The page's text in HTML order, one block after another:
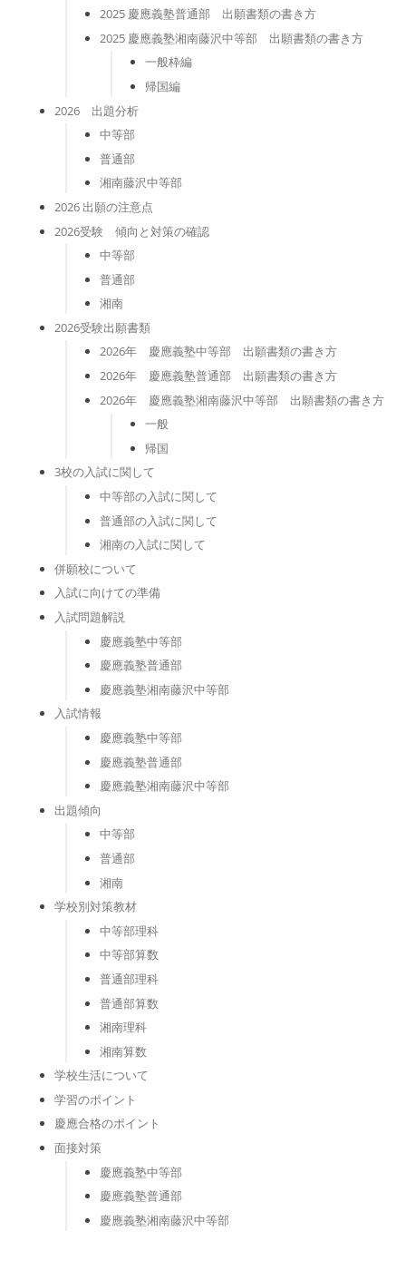
2025 慶應義塾普通部 出願書類の書き方
2025 慶應義塾湘南藤沢中等部 出願書類の書き方
一般枠編
帰国編
2026 出題分析
中等部
普通部
湘南藤沢中等部
2026 出願の注意点
2026受験 傾向と対策の確認
中等部
普通部
湘南
2026受験出願書類
2026年 慶應義塾中等部 出願書類の書き方
2026年 慶應義塾普通部 出願書類の書き方
2026年 慶應義塾湘南藤沢中等部 出願書類の書き方
一般
帰国
3校の入試に関して
中等部の入試に関して
普通部の入試に関して
湘南の入試に関して
併願校について
入試に向けての準備
入試問題解説
慶應義塾中等部
慶應義塾普通部
慶應義塾湘南藤沢中等部
入試情報
慶應義塾中等部
慶應義塾普通部
慶應義塾湘南藤沢中等部
出題傾向
中等部
普通部
湘南
学校別対策教材
中等部理科
中等部算数
普通部理科
普通部算数
湘南理科
湘南算数
学校生活について
学習のポイント
慶應合格のポイント
面接対策
慶應義塾中等部
慶應義塾普通部
慶應義塾湘南藤沢中等部